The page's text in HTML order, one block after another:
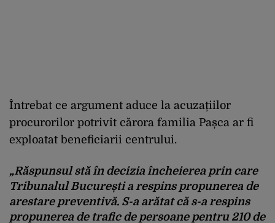
Întrebat ce argument aduce la acuzațiilor
procurorilor potrivit cărora familia Pașca ar fi
exploatat beneficiarii centrului.
„Răspunsul stă în decizia încheierea prin care
Tribunalul București a respins propunerea de
arestare preventivă. S-a arătat că s-a respins
propunerea de trafic de persoane pentru 210 de